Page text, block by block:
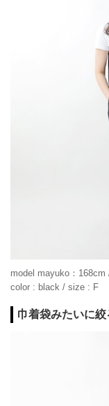
model mayuko：168cm
color : black / size : F
巾着袋みたいに